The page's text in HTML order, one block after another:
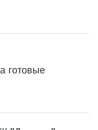
готовые